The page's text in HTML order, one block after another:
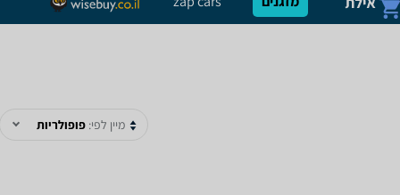
מיין לפי: פופולריות